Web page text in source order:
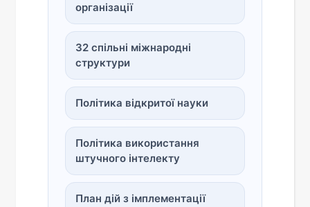
організації
32 спільні міжнародні
структури
Політика відкритої науки
Політика використання
штучного інтелекту
План дій з імплементації